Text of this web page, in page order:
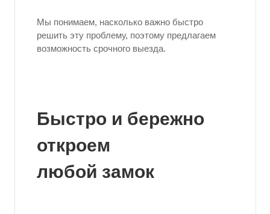
Мы понимаем, насколько важно быстро
решить эту проблему, поэтому предлагаем
возможность срочного выезда.
Быстро и бережно
откроем
любой замок